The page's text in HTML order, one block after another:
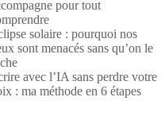
pour tout
solaire : pourquoi nos
sont menacés sans qu’on le
avec l’IA sans perdre votre
: ma méthode en 6 étapes